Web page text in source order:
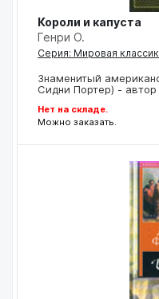
Короли и капуста
Генри О.
Серия: Мировая
Знаменитый
Сидни Портер) - автор
Нет на складе.
Можно заказать.